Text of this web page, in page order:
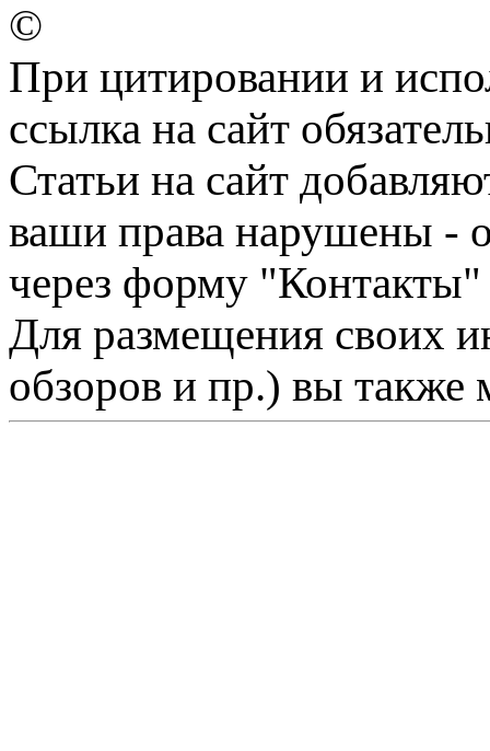
©
При цитировании и
ссылка на сайт
Статьи на сайт
ваши права нарушены -
через форму "Контакты"
Для размещения своих
обзоров и пр.) вы также